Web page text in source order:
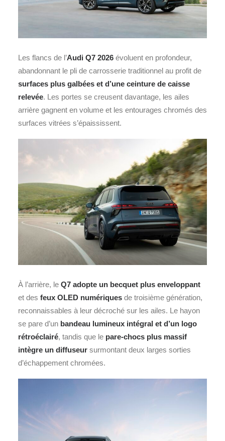
Les flancs de l’Audi Q7 2026 évoluent en profondeur,
abandonnant le pli de carrosserie traditionnel au profit de
surfaces plus galbées et d’une ceinture de caisse
relevée. Les portes se creusent davantage, les ailes
arrière gagnent en volume et les entourages chromés des
surfaces vitrées s’épaississent.
À l’arrière, le Q7 adopte un becquet plus enveloppant
et des feux OLED numériques de troisième génération,
reconnaissables à leur décroché sur les ailes. Le hayon
se pare d’un bandeau lumineux intégral et d’un logo
rétroéclairé, tandis que le pare‑chocs plus massif
intègre un diffuseur surmontant deux larges sorties
d’échappement chromées.